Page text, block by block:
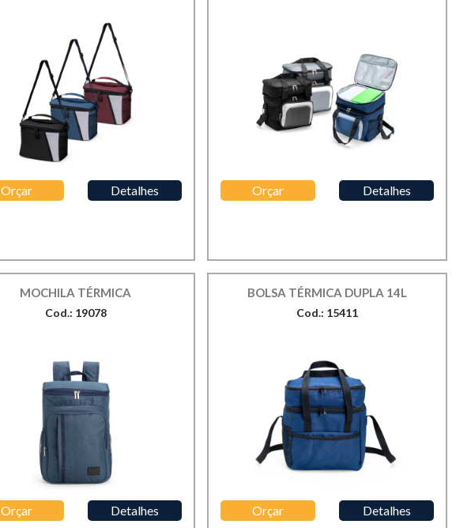
Orçar Detalhes Orçar Detalhes
MOCHILA TÉRMICA
Cod.: 19078
Orçar Detalhes
BOLSA TÉRMICA DUPLA 14L
Cod.: 15411
Orçar Detalhes